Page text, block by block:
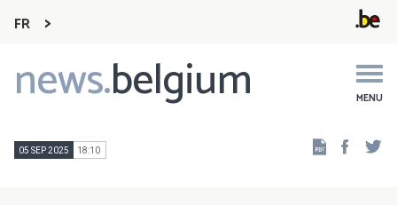
FR
news.belgium MENU
Main
navigation
05 SEP 2025 18:10